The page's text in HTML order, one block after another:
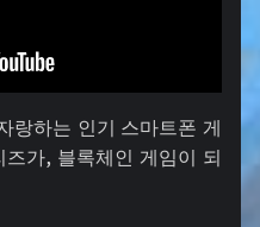
랑하는 인기 스마트폰 게
즈가, 블록체인 게임이 되